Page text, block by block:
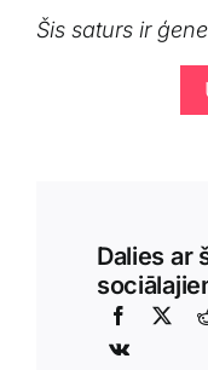
Šis saturs ir
Dalies ar